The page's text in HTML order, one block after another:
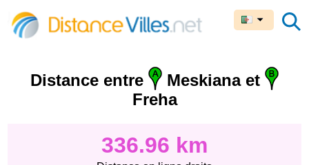
Distance entre
Meskiana et
Freha
336.96 km